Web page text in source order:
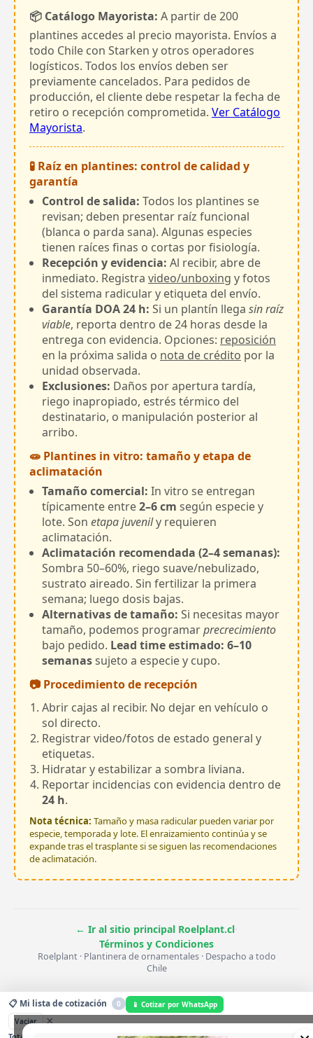
📦 Catálogo Mayorista: A partir de 200
plantines accedes al precio mayorista. Envíos a
todo Chile con Starken y otros operadores
logísticos. Todos los envíos deben ser
previamente cancelados. Para pedidos de
producción, el cliente debe respetar la fecha de
retiro o recepción comprometida. Ver Catálogo
Mayorista.
🧪 Raíz en plantines: control de calidad y
garantía
Control de salida: Todos los plantines se
revisan; deben presentar raíz funcional
(blanca o parda sana). Algunas especies
tienen raíces finas o cortas por fisiología.
Recepción y evidencia: Al recibir, abre de
inmediato. Registra video/unboxing y fotos
del sistema radicular y etiqueta del envío.
Garantía DOA 24 h: Si un plantín llega sin raíz
viable, reporta dentro de 24 horas desde la
entrega con evidencia. Opciones: reposición
en la próxima salida o nota de crédito por la
unidad observada.
Exclusiones: Daños por apertura tardía,
riego inapropiado, estrés térmico del
destinatario, o manipulación posterior al
arribo.
🧫 Plantines in vitro: tamaño y etapa de
aclimatación
Tamaño comercial: In vitro se entregan
típicamente entre2–6 cm según especie y
lote. Son etapa juvenily requieren
aclimatación.
Aclimatación recomendada (2–4 semanas):
Sombra 50–60%, riego suave/nebulizado,
sustrato aireado. Sin fertilizar la primera
semana; luego dosis bajas.
Alternativas de tamaño: Si necesitas mayor
tamaño, podemos programarprecrecimiento
bajo pedido. Lead time estimado: 6–10
semanassujeto a especie y cupo.
📷 Procedimiento de recepción
Abrir cajas al recibir. No dejar en vehículo o
sol directo.
Registrar video/fotos de estado general y
etiquetas.
Hidratar y estabilizar a sombra liviana.
Reportar incidencias con evidencia dentro de
24 h.
Nota técnica: Tamaño y masa radicular pueden variar por
especie, temporada y lote. El enraizamiento continúa y se
expande tras el trasplante si se siguen las recomendaciones
de aclimatación.
← Ir al sitio principal Roelplant.cl·
Términos y Condiciones
Roelplant · Plantinera de ornamentales · Despacho a todo
Chile
📋 Mi lista de cotización 0
📱 Cotizar por WhatsApp
Vaciar
×